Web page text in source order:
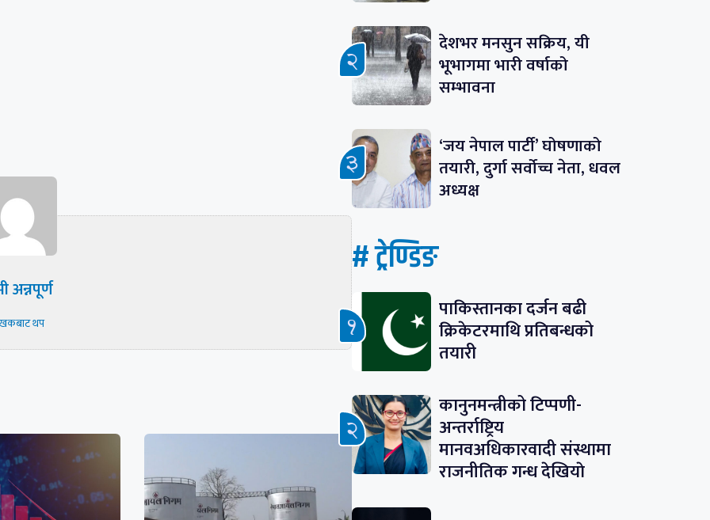
अन्नपूर्ण
थप
देशभर मनसुन सक्रिय, यी
भूभागमा भारी वर्षाको
सम्भावना
‘जय नेपाल पार्टी’ घोषणाको
तयारी, दुर्गा सर्वोच्च नेता, धवल
अध्यक्ष
# ट्रेण्डिङ
पाकिस्तानका दर्जन बढी
क्रिकेटरमाथि प्रतिबन्धको
तयारी
कानुनमन्त्रीको टिप्पणी-
अन्तर्राष्ट्रिय
मानवअधिकारवादी संस्थामा
राजनीतिक गन्ध देखियाे